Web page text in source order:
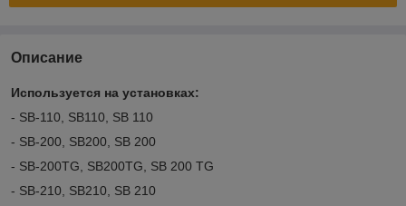
Описание
Используется на установках:
- SB-110, SB110, SB 110
- SB-200, SB200, SB 200
- SB-200TG, SB200TG, SB 200 TG
- SB-210, SB210, SB 210